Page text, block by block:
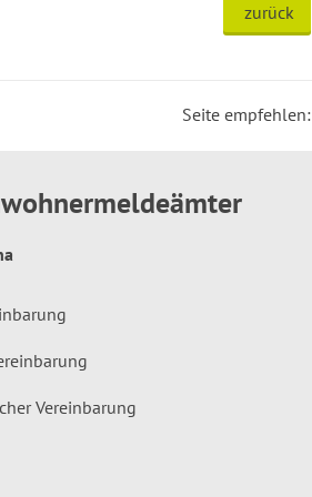
zurück
Seite empfehlen:
Vereinbarung